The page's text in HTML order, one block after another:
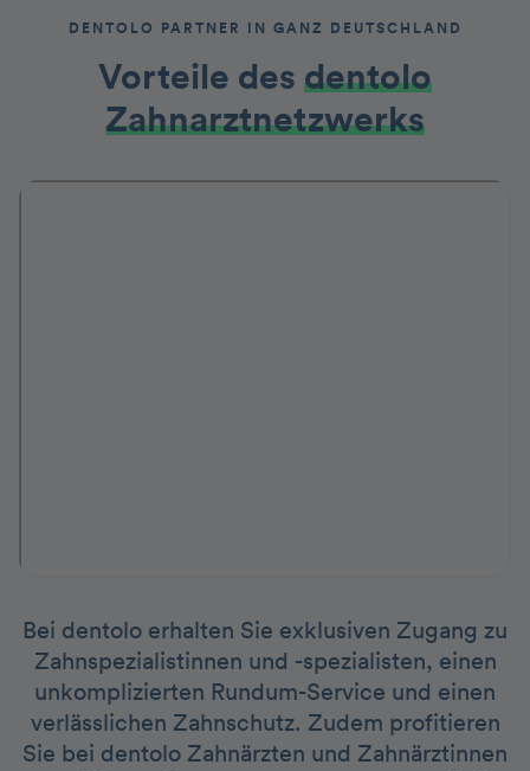
DENTOLO PARTNER IN GANZ DEUTSCHLAND
Vorteile des dentolo
Zahnarztnetzwerks
Bei dentolo erhalten Sie exklusiven Zugang zu
Zahnspezialistinnen und -spezialisten, einen
unkomplizierten Rundum-Service und einen
verlässlichen Zahnschutz. Zudem profitieren
Sie bei dentolo Zahnärzten und Zahnärztinnen